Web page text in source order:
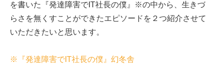
を書いた『発達障害でIT社長の僕』※の中から、生きづ
らさを無くすことができたエピソードを２つ紹介させて
いただきたいと思います。
※『発達障害でIT社長の僕』幻冬舎